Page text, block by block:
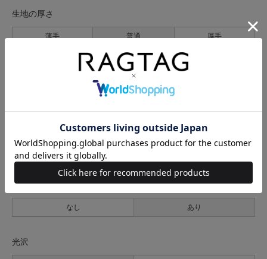
生地の厚さ
薄手 普通 厚手
なし
伸縮性
なし あり
光沢